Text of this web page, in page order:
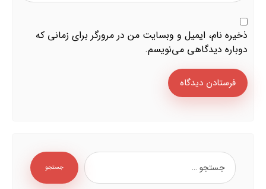
ذخیره نام، ایمیل و وبسایت من در مرورگر برای زمانی که
دوباره دیدگاهی می‌نویسم.
فرستادن دیدگاه
جستجو